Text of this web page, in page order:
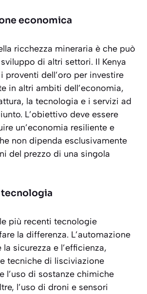
economica
ricchezza mineraria è che può
di altri settori. Il Kenya
proventi dell’oro per investire
in altri ambiti dell’economia,
la tecnologia e i servizi ad
L’obiettivo deve essere
un’economia resiliente e
non dipenda esclusivamente
del prezzo di una singola
più recenti tecnologie
la differenza. L’automazione
sicurezza e l’efficienza,
tecniche di lisciviazione
l’uso di sostanze chimiche
l’uso di droni e sensori